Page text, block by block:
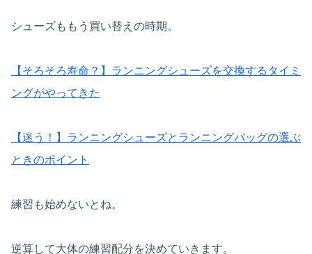
シューズももう買い替えの時期。
【そろそろ寿命？】ランニングシューズを交換するタイミ
ングがやってきた
【迷う！】ランニングシューズとランニングバッグの選ぶ
ときのポイント
練習も始めないとね。
逆算して大体の練習配分を決めていきます。